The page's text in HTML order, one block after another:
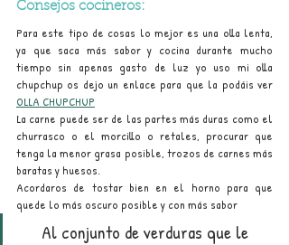
Consejos cocineros:
Para este tipo de cosas lo mejor es una olla lenta,
ya que saca más sabor y cocina durante mucho
tiempo sin apenas gasto de luz yo uso mi olla
OLLA CHUPCHUP
La carne puede ser de las partes más duras como el
churrasco o el morcillo o retales, procurar que
tenga la menor grasa posible, trozos de carnes más
baratas y huesos.
Acordaros de tostar bien en el horno para que
quede lo más oscuro posible y con más sabor
Al conjunto de verduras que le